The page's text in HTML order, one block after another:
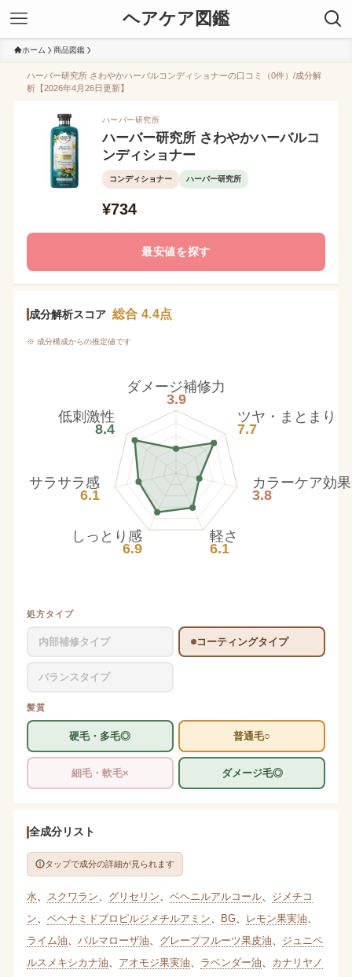
ヘアケア図鑑
ホーム 商品図鑑
ハーバー研究所 さわやかハーバルコンディショナーの口コミ（0件）/成分解
析【2026年4月26日更新】
ハーバー研究所
ハーバー研究所 さわやかハーバルコ
ンディショナー
コンディショナー ハーバー研究所
¥734
最安値を探す
成分解析スコア 総合 4.4点
※ 成分構成からの推定値です
ダメージ補修力
3.9
ツヤ・まとまり
7.7
カラーケア効果
3.8
軽さ
6.1
しっとり感
6.9
サラサラ感
6.1
低刺激性
8.4
処方タイプ
内部補修タイプ コーティングタイプ
バランスタイプ
髪質
硬毛・多毛◎ 普通毛○
細毛・軟毛× ダメージ毛◎
全成分リスト
タップで成分の詳細が見られます
水 スクワラン グリセリン ベヘニルアルコール、 ジメチコ
ン
ベヘナミドプロピルジメチルアミン BG、 レモン果実油
ライム油
パルマローザ油 グレープフルーツ果皮油
ジュニペ
ルスメキシカナ油
アオモジ果実油 ラベンダー油
カナリヤノ